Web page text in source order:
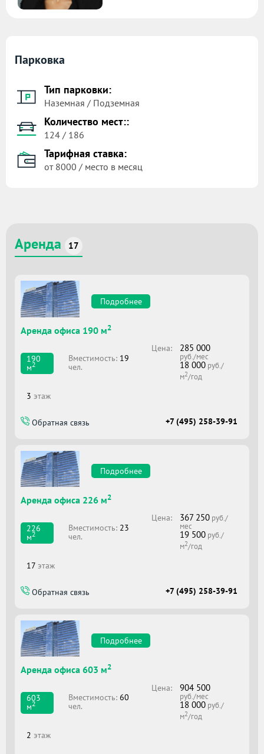
Парковка
Тип парковки:
Наземная / Подземная
Количество мест::
124 / 186
Тарифная ставка:
от 8000 / место в месяц
Аренда 17
Подробнее
Аренда офиса 190 м2
190
м2
Вместимоcть: 19
чел.
Цена: 285 000
руб./мес
18 000 руб./
м2/год
3 этаж
Обратная связь +7 (495) 258-39-91
Подробнее
Аренда офиса 226 м2
226
м2
Вместимоcть: 23
чел.
Цена: 367 250 руб./
мес
19 500 руб./
м2/год
17 этаж
Обратная связь +7 (495) 258-39-91
Подробнее
Аренда офиса 603 м2
603
м2
Вместимоcть: 60
чел.
Цена: 904 500
руб./мес
18 000 руб./
м2/год
2 этаж